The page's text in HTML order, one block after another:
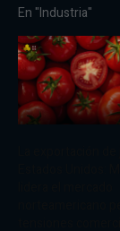
En "Industria"